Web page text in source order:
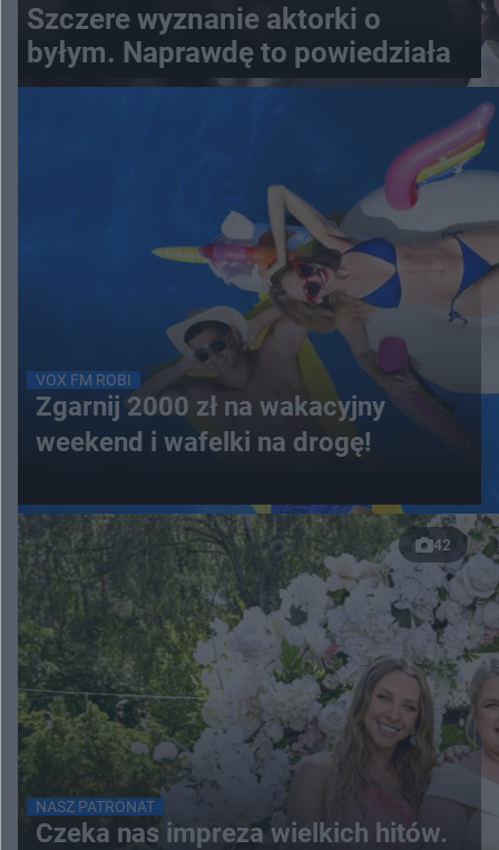
Szczere wyznanie aktorki o
byłym. Naprawdę to powiedziała
VOX FM ROBI
Zgarnij 2000 zł na wakacyjny
weekend i wafelki na drogę!
42
NASZ PATRONAT
Czeka nas impreza wielkich hitów.